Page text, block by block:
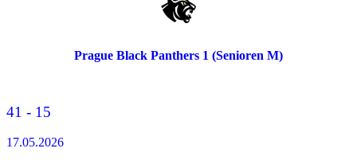
Prague Black Panthers 1 (Senioren M)
41 - 15
17.05.2026